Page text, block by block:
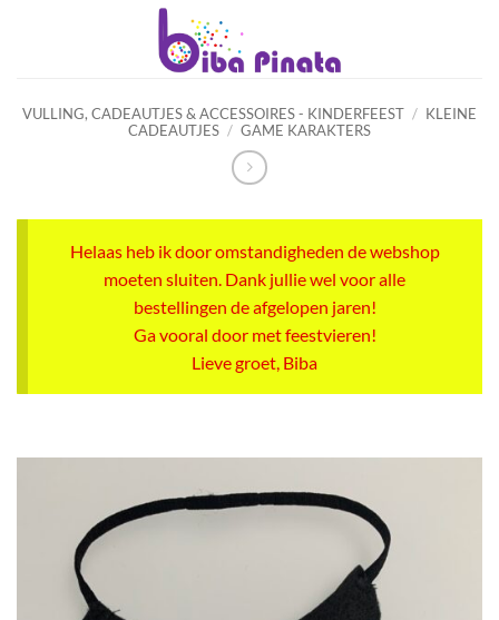
VULLING, CADEAUTJES & ACCESSOIRES - KINDERFEEST / KLEINE
CADEAUTJES / GAME KARAKTERS
Helaas heb ik door omstandigheden de webshop
moeten sluiten. Dank jullie wel voor alle
bestellingen de afgelopen jaren!
Ga vooral door met feestvieren!
Lieve groet, Biba